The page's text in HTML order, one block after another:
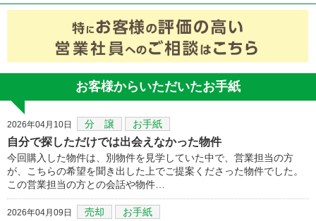
お客様からいただいたお手紙
2026年04月10日 分 譲 お手紙
自分で探しただけでは出会えなかった物件
今回購入した物件は、別物件を見学していた中で、営業担当の方
が、こちらの希望を聞き出した上でご提案くださった物件でした。
この営業担当の方との会話や物件…
2026年04月09日 売却 お手紙